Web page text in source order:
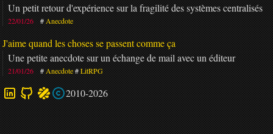
Un petit retour d'expérience sur la fragilité des systèmes centralisés
22/01/26 Anecdote
J'aime quand les choses se passent comme ça
Une petite anecdote sur un échange de mail avec un éditeur
21/01/26 Anecdote LitRPG
2010-2026